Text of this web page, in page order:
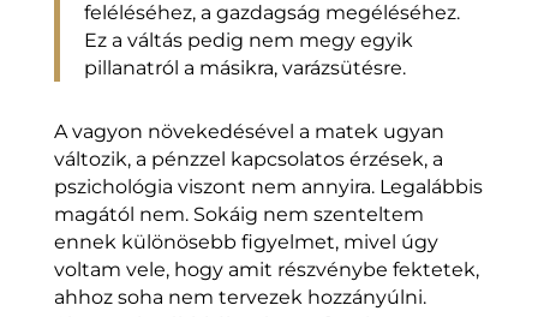
feléléséhez, a gazdagság megéléséhez.
Ez a váltás pedig nem megy egyik
pillanatról a másikra, varázsütésre.
A vagyon növekedésével a matek ugyan
változik, a pénzzel kapcsolatos érzések, a
pszichológia viszont nem annyira. Legalábbis
magától nem. Sokáig nem szenteltem
ennek különösebb figyelmet, mivel úgy
voltam vele, hogy amit részvénybe fektetek,
ahhoz soha nem tervezek hozzányúlni.